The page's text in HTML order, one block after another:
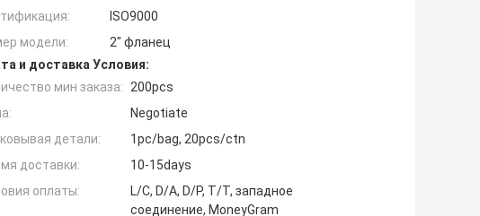
ISO9000
модели:
2" фланец
и доставка Условия:
мин заказа: 200pcs
Negotiate
детали:
1pc/bag, 20pcs/ctn
доставки:
10-15days
оплаты:
L/C, D/A, D/P, T/T, западное
соединение, MoneyGram